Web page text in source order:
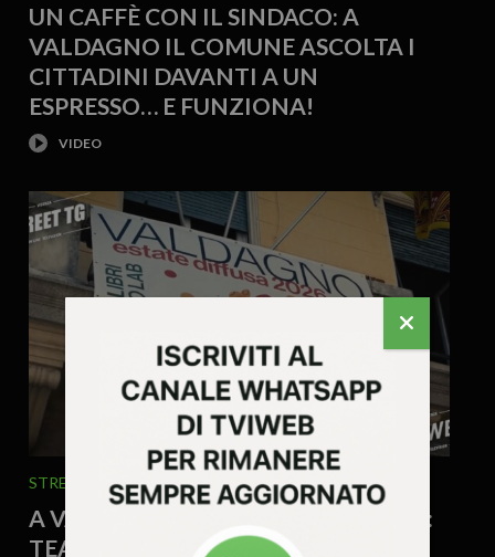
UN CAFFÈ CON IL SINDACO: A
VALDAGNO IL COMUNE ASCOLTA I
CITTADINI DAVANTI A UN
ESPRESSO… E FUNZIONA!
STREET TG 24 Luglio 2026 - 10.47
A VALDAGNO UN’ESTATE DI EVENTI:
TEATRO, MUSICA, FOOD E CULTURA